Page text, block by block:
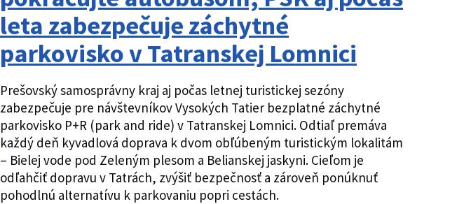
leta zabezpečuje záchytné
parkovisko v Tatranskej Lomnici
Prešovský samosprávny kraj aj počas letnej turistickej sezóny
zabezpečuje pre návštevníkov Vysokých Tatier bezplatné záchytné
parkovisko P+R (park and ride) v Tatranskej Lomnici. Odtiaľ premáva
každý deň kyvadlová doprava k dvom obľúbeným turistickým lokalitám
– Bielej vode pod Zeleným plesom a Belianskej jaskyni. Cieľom je
odľahčiť dopravu v Tatrách, zvýšiť bezpečnosť a zároveň ponúknuť
pohodlnú alternatívu k parkovaniu popri cestách.